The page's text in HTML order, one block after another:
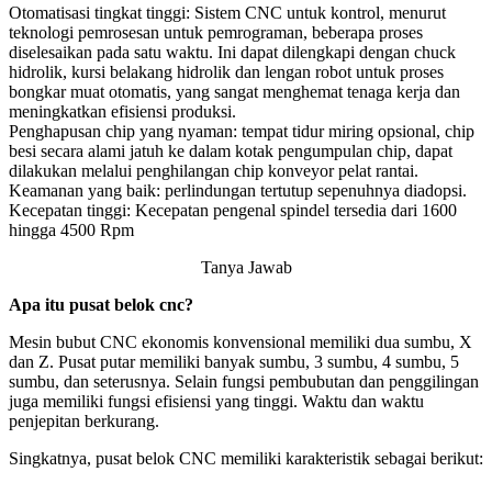
Otomatisasi tingkat tinggi: Sistem CNC untuk kontrol, menurut
teknologi pemrosesan untuk pemrograman, beberapa proses
diselesaikan pada satu waktu. Ini dapat dilengkapi dengan chuck
hidrolik, kursi belakang hidrolik dan lengan robot untuk proses
bongkar muat otomatis, yang sangat menghemat tenaga kerja dan
meningkatkan efisiensi produksi.
Penghapusan chip yang nyaman: tempat tidur miring opsional, chip
besi secara alami jatuh ke dalam kotak pengumpulan chip, dapat
dilakukan melalui penghilangan chip konveyor pelat rantai.
Keamanan yang baik: perlindungan tertutup sepenuhnya diadopsi.
Kecepatan tinggi: Kecepatan pengenal spindel tersedia dari 1600
hingga 4500 Rpm
Tanya Jawab
Apa itu pusat belok cnc?
Mesin bubut CNC ekonomis konvensional memiliki dua sumbu, X
dan Z. Pusat putar memiliki banyak sumbu, 3 sumbu, 4 sumbu, 5
sumbu, dan seterusnya. Selain fungsi pembubutan dan penggilingan
juga memiliki fungsi efisiensi yang tinggi. Waktu dan waktu
penjepitan berkurang.
Singkatnya, pusat belok CNC memiliki karakteristik sebagai berikut: